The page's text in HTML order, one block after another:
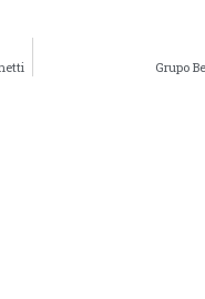
Grupo